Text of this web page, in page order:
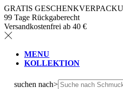
GRATIS
99 Tage Rückgaberecht
Versandkostenfrei ab 40 €
MENU
KOLLEKTION
suchen nach>